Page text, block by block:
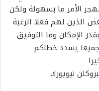
الأمر ما بسهولة ولكن
الذين لهم فعلا الرغبة
الإمكان وما التوفيق
جميعا يسدد خطاكم
نيويورك